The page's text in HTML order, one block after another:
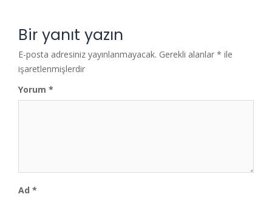
Bir yanıt yazın
E-posta adresiniz yayınlanmayacak. Gerekli alanlar * ile
işaretlenmişlerdir
Yorum *
Ad *